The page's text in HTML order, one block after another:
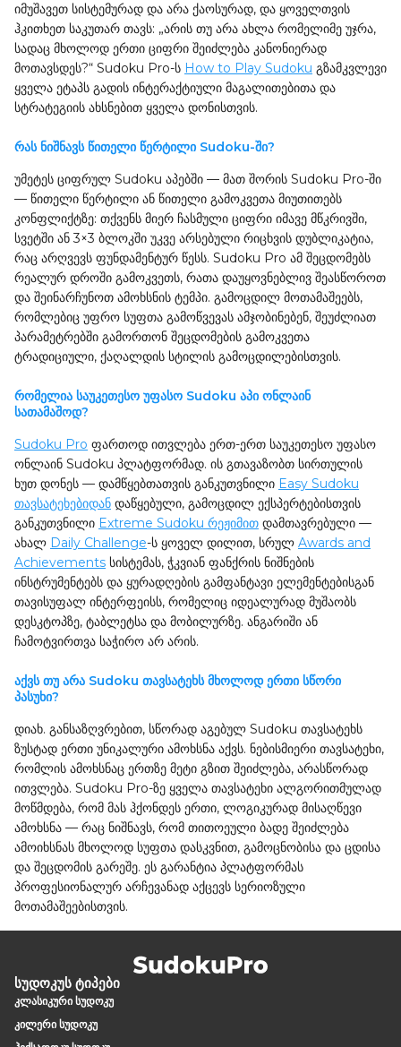
იმუშავეთ სისტემურად და არა ქაოსურად, და ყოველთვის
ჰკითხეთ საკუთარ თავს: „არის თუ არა ახლა რომელიმე უჯრა,
სადაც მხოლოდ ერთი ციფრი შეიძლება კანონიერად
მოთავსდეს?“ Sudoku Pro-ს How to Play Sudoku გზამკვლევი
ყველა ეტაპს გადის ინტერაქტიული მაგალითებითა და
სტრატეგიის ახსნებით ყველა დონისთვის.
რას ნიშნავს წითელი წერტილი Sudoku-ში?
უმეტეს ციფრულ Sudoku აპებში — მათ შორის Sudoku Pro-ში
— წითელი წერტილი ან წითელი გამოკვეთა მიუთითებს
კონფლიქტზე: თქვენს მიერ ჩასმული ციფრი იმავე მწკრივში,
სვეტში ან 3×3 ბლოკში უკვე არსებული რიცხვის დუბლიკატია,
რაც არღვევს ფუნდამენტურ წესს. Sudoku Pro ამ შეცდომებს
რეალურ დროში გამოკვეთს, რათა დაუყოვნებლივ შეასწოროთ
და შეინარჩუნოთ ამოხსნის ტემპი. გამოცდილ მოთამაშეებს,
რომლებიც უფრო სუფთა გამოწვევას ამჯობინებენ, შეუძლიათ
პარამეტრებში გამორთონ შეცდომების გამოკვეთა
ტრადიციული, ქაღალდის სტილის გამოცდილებისთვის.
რომელია საუკეთესო უფასო Sudoku აპი ონლაინ
სათამაშოდ?
Sudoku Pro ფართოდ ითვლება ერთ-ერთ საუკეთესო უფასო
ონლაინ Sudoku პლატფორმად. ის გთავაზობთ სირთულის
ხუთ დონეს — დამწყებთათვის განკუთვნილი Easy Sudoku
თავსატეხებიდან დაწყებული, გამოცდილ ექსპერტებისთვის
განკუთვნილი Extreme Sudoku რეჟიმით დამთავრებული —
ახალ Daily Challenge-ს ყოველ დილით, სრულ Awards and
Achievements სისტემას, ჭკვიან ფანქრის ნიშნების
ინსტრუმენტებს და ყურადღების გამფანტავი ელემენტებისგან
თავისუფალ ინტერფეისს, რომელიც იდეალურად მუშაობს
დესკტოპზე, ტაბლეტსა და მობილურზე. ანგარიში ან
ჩამოტვირთვა საჭირო არ არის.
აქვს თუ არა Sudoku თავსატეხს მხოლოდ ერთი სწორი
პასუხი?
დიახ. განსაზღვრებით, სწორად აგებულ Sudoku თავსატეხს
ზუსტად ერთი უნიკალური ამოხსნა აქვს. ნებისმიერი თავსატეხი,
რომლის ამოხსნაც ერთზე მეტი გზით შეიძლება, არასწორად
ითვლება. Sudoku Pro-ზე ყველა თავსატეხი ალგორითმულად
მოწმდება, რომ მას ჰქონდეს ერთი, ლოგიკურად მისაღწევი
ამოხსნა — რაც ნიშნავს, რომ თითოეული ბადე შეიძლება
ამოიხსნას მხოლოდ სუფთა დასკვნით, გამოცნობისა და ცდისა
და შეცდომის გარეშე. ეს გარანტია პლატფორმას
პროფესიონალურ არჩევანად აქცევს სერიოზული
მოთამაშეებისთვის.
სუდოკუს ტიპები
კლასიკური სუდოკუ
კილერი სუდოკუ